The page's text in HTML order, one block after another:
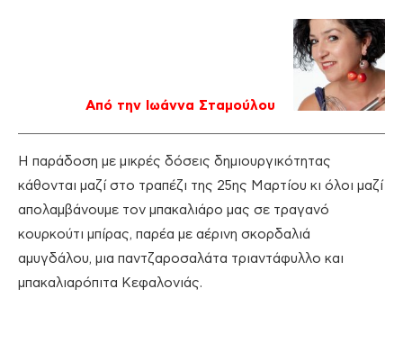
Από την Ιωάννα Σταμούλου
Η παράδοση με μικρές δόσεις δημιουργικότητας
κάθονται μαζί στο τραπέζι της 25ης Μαρτίου κι όλοι μαζί
απολαμβάνουμε τον μπακαλιάρο μας σε τραγανό
κουρκούτι μπίρας, παρέα με αέρινη σκορδαλιά
αμυγδάλου, μια παντζαροσαλάτα τριαντάφυλλο και
μπακαλιαρόπιτα Κεφαλονιάς.